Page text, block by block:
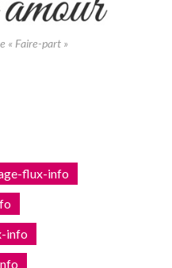
« Faire-part »
flux-info
info